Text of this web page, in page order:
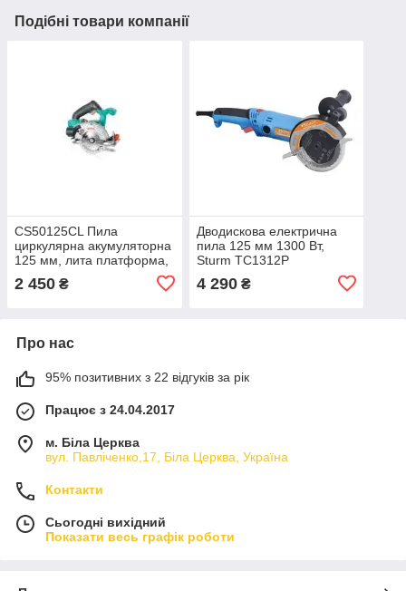
Подібні товари компанії
CS50125CL Пила
циркулярна акумуляторна
125 мм, лита платформа,
2 450 ₴
Дводискова електрична
пила 125 мм 1300 Вт,
Sturm TC1312P
4 290₴
Про нас
95% позитивних з 22 відгуків за рік
Працює з 24.04.2017
м. Біла Церква
вул. Павліченко,17, Біла Церква, Україна
Контакти
Сьогодні вихідний
Показати весь графік роботи